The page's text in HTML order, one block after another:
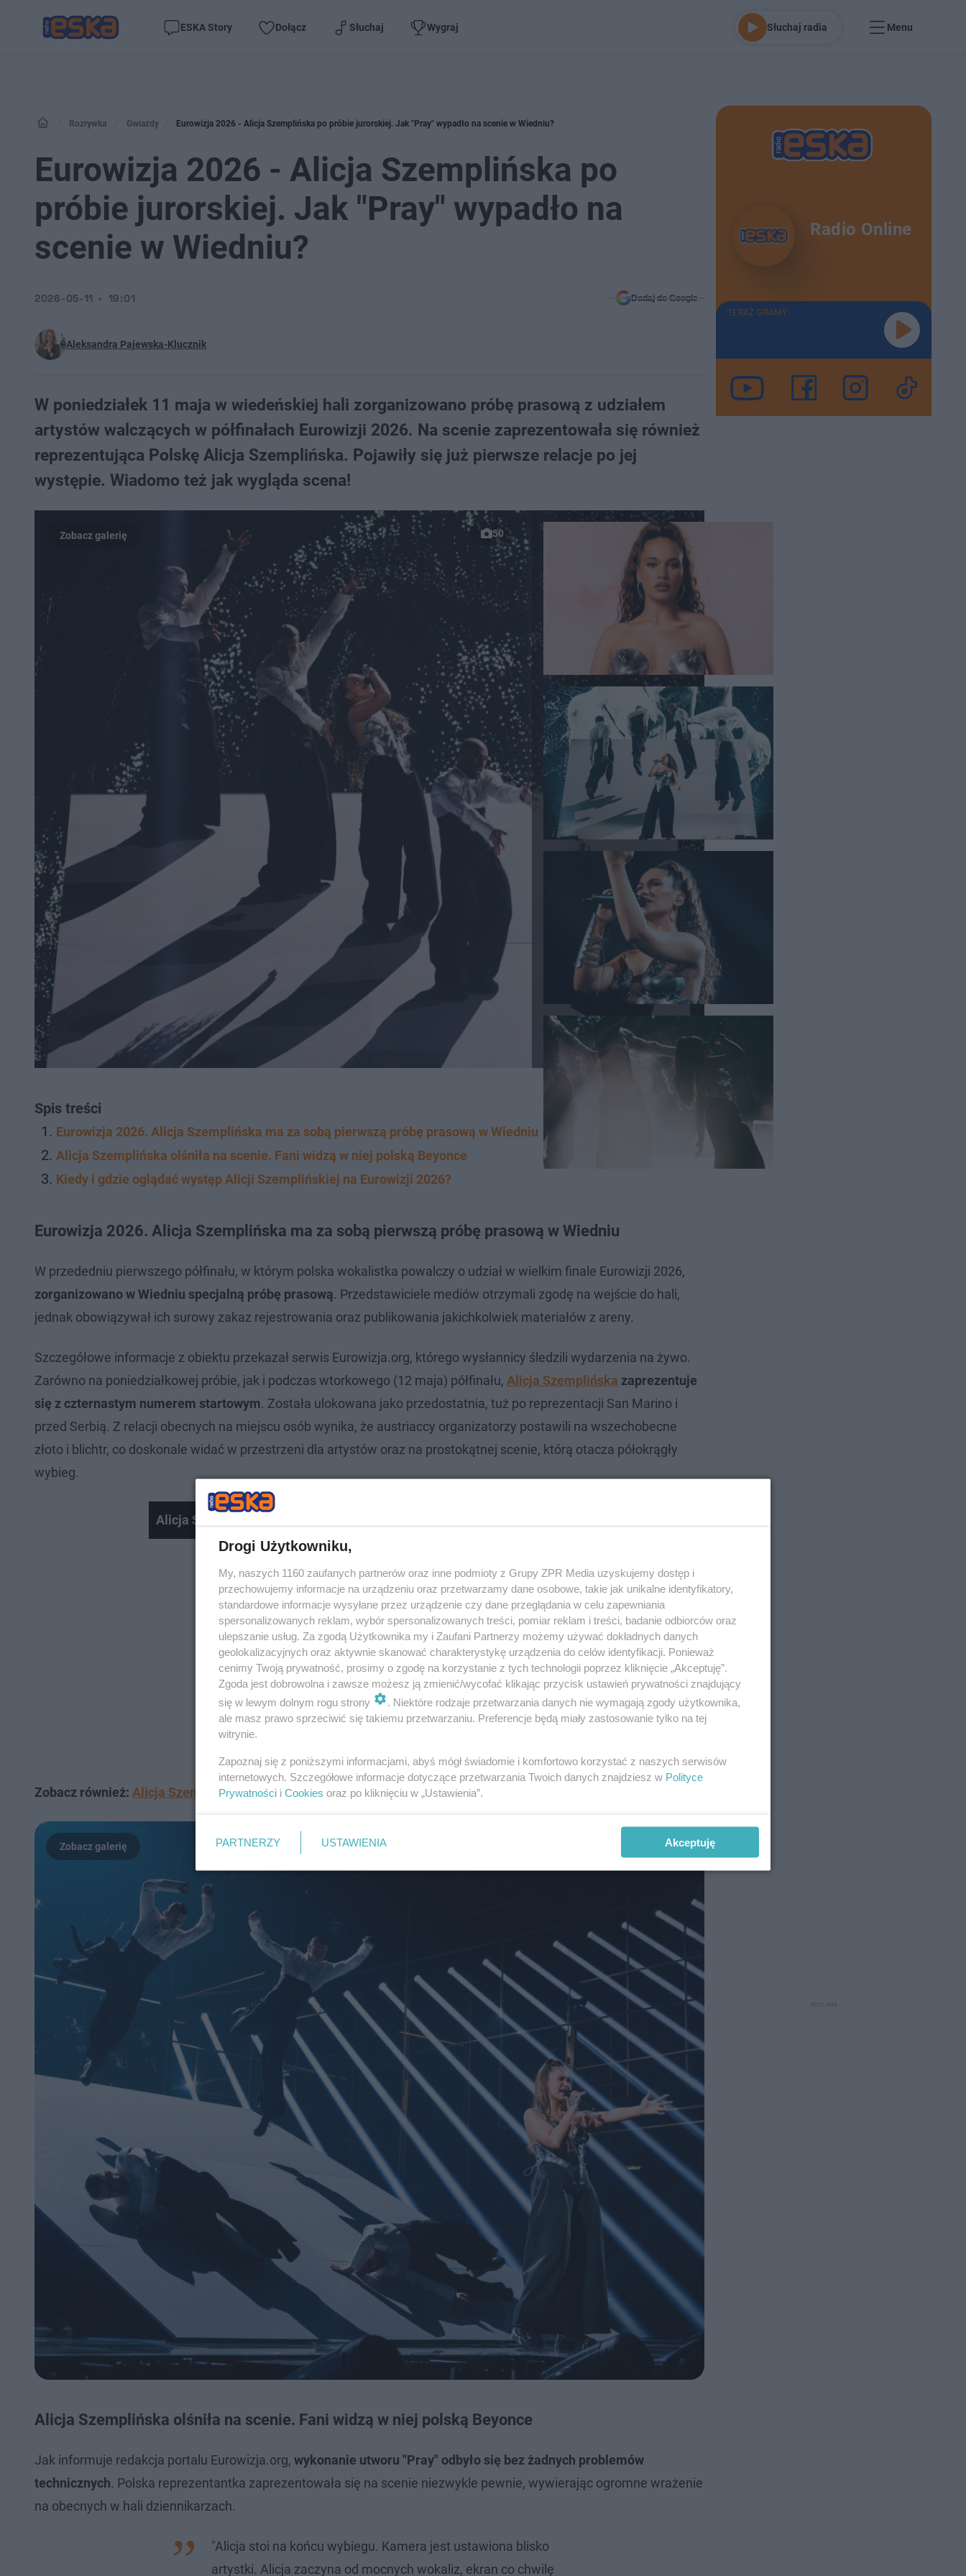
ESKA Story Dołącz Słuchaj Wygraj Słuchaj radia Menu
Rozrywka Gwiazdy Eurowizja 2026 - Alicja Szemplińska po próbie jurorskiej. Jak "Pray" wypadło na scenie w Wiedniu?
Eurowizja 2026 - Alicja Szemplińska po
próbie jurorskiej. Jak "Pray" wypadło na
scenie w Wiedniu?
Aleksandra Pajewska-Klucznik
2026-05-11 19:01 Dodaj do Google
W poniedziałek 11 maja w wiedeńskiej hali zorganizowano próbę prasową z udziałem
artystów walczących w półfinałach Eurowizji 2026. Na scenie zaprezentowała się również
reprezentująca Polskę Alicja Szemplińska. Pojawiły się już pierwsze relacje po jej
występie. Wiadomo też jak wygląda scena!
50
Spis treści
Eurowizja 2026. Alicja Szemplińska ma za sobą pierwszą próbę prasową w Wiedniu
Alicja Szemplińska olśniła na scenie. Fani widzą w niej polską Beyonce
Kiedy i gdzie oglądać występ Alicji Szemplińskiej na Eurowizji 2026?
Eurowizja 2026. Alicja Szemplińska ma za sobą pierwszą próbę prasową w Wiedniu
W przededniu pierwszego półfinału, w którym polska wokalistka powalczy o udział w wielkim finale Eurowizji 2026,
zorganizowano w Wiedniu specjalną próbę prasową. Przedstawiciele mediów otrzymali zgodę na wejście do hali,
jednak obowiązywał ich surowy zakaz rejestrowania oraz publikowania jakichkolwiek materiałów z areny.
Szczegółowe informacje z obiektu przekazał serwis Eurowizja.org, którego wysłannicy śledzili wydarzenia na żywo.
Zarówno na poniedziałkowej próbie, jak i podczas wtorkowego (12 maja) półfinału, Alicja Szemplińska zaprezentuje
się z czternastym numerem startowym. Została ulokowana jako przedostatnia, tuż po reprezentacji San Marino i
przed Serbią. Z relacji obecnych na miejscu osób wynika, że austriaccy organizatorzy postawili na wszechobecne
złoto i blichtr, co doskonale widać w przestrzeni dla artystów oraz na prostokątnej scenie, którą otacza półokrągły
wybieg.
Alicja Szemplińska przed wylotem na Eurowizję 2026
Zobacz również: Alicja Szemplińska na ceremonii otwarcia Eurowizji 2026. Polka zachwycała urodą! [ZDJĘCIA]
43
Alicja Szemplińska olśniła na scenie. Fani widzą w niej polską Beyonce
Jak informuje redakcja portalu Eurowizja.org, wykonanie utworu "Pray" odbyło się bez żadnych problemów
technicznych. Polska reprezentantka zaprezentowała się na scenie niezwykle pewnie, wywierając ogromne wrażenie
na obecnych w hali dziennikarzach.
"Alicja stoi na końcu wybiegu. Kamera jest ustawiona blisko
artystki. Alicja zaczyna od mocnych wokaliz, ekran co chwilę
Radio Online
TERAZ GRAMY
Drogi Użytkowniku,
My, naszych 1160 zaufanych partnerów oraz inne podmioty z Grupy ZPR Media uzyskujemy dostęp i
przechowujemy informacje na urządzeniu oraz przetwarzamy dane osobowe, takie jak unikalne identyfikatory,
standardowe informacje wysyłane przez urządzenie czy dane przeglądania w celu zapewniania
spersonalizowanych reklam, wybór spersonalizowanych treści, pomiar reklam i treści, badanie odbiorców oraz
ulepszanie usług. Za zgodą Użytkownika my i Zaufani Partnerzy możemy używać dokładnych danych
geolokalizacyjnych oraz aktywnie skanować charakterystykę urządzenia do celów identyfikacji. Ponieważ
cenimy Twoją prywatność, prosimy o zgodę na korzystanie z tych technologii poprzez kliknięcie „Akceptuję”.
Zgoda jest dobrowolna i zawsze możesz ją zmienić/wycofać klikając przycisk ustawień prywatności znajdujący
się w lewym dolnym rogu strony
. Niektóre rodzaje przetwarzania danych nie wymagają zgody użytkownika,
ale masz prawo sprzeciwić się takiemu przetwarzaniu. Preferencje będą miały zastosowanie tylko na tej
witrynie.
Zapoznaj się z poniższymi informacjami, abyś mógł świadomie i komfortowo korzystać z naszych serwisów
internetowych. Szczegółowe informacje dotyczące przetwarzania Twoich danych znajdziesz w Polityce
Prywatności i Cookies oraz po kliknięciu w „Ustawienia”.
PARTNERZY USTAWIENIA Akceptuję